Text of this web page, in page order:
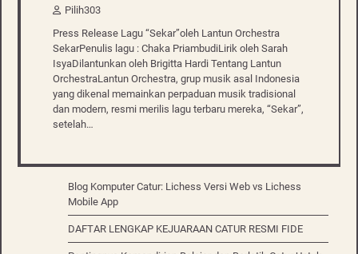
Pilih303
Press Release Lagu “Sekar”oleh Lantun Orchestra
SekarPenulis lagu : Chaka PriambudiLirik oleh Sarah
IsyaDilantunkan oleh Brigitta Hardi Tentang Lantun
OrchestraLantun Orchestra, grup musik asal Indonesia
yang dikenal memainkan perpaduan musik tradisional
dan modern, resmi merilis lagu terbaru mereka, “Sekar”,
setelah…
Blog Komputer Catur: Lichess Versi Web vs Lichess
Mobile App
DAFTAR LENGKAP KEJUARAAN CATUR RESMI FIDE